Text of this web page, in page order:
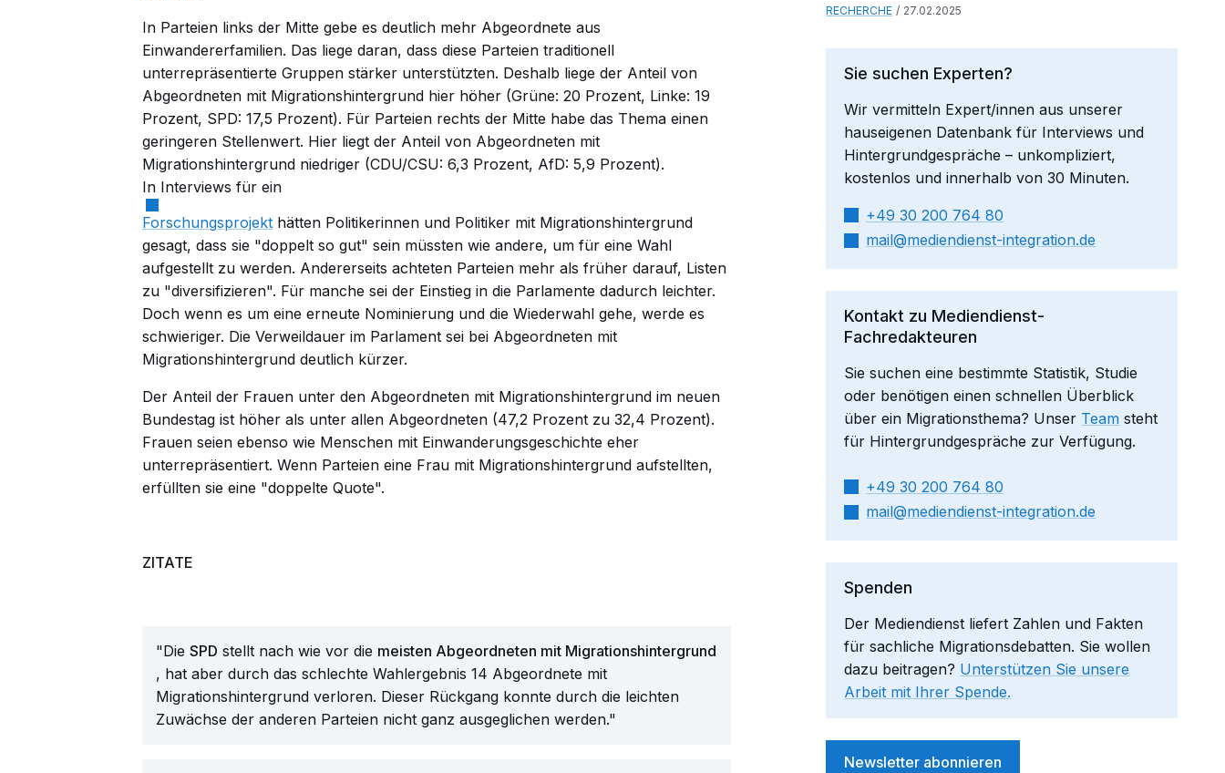
In Parteien links der Mitte gebe es deutlich mehr Abgeordnete aus
Einwandererfamilien. Das liege daran, dass diese Parteien traditionell
unterrepräsentierte Gruppen stärker unterstützten. Deshalb liege der Anteil von
Abgeordneten mit Migrationshintergrund hier höher (Grüne: 20 Prozent, Linke: 19
Prozent, SPD: 17,5 Prozent). Für Parteien rechts der Mitte habe das Thema einen
geringeren Stellenwert. Hier liegt der Anteil von Abgeordneten mit
Migrationshintergrund niedriger (CDU/CSU: 6,3 Prozent, AfD: 5,9 Prozent).
In Interviews für ein
Forschungsprojekt hätten Politikerinnen und Politiker mit Migrationshintergrund
gesagt, dass sie "doppelt so gut" sein müssten wie andere, um für eine Wahl
aufgestellt zu werden. Andererseits achteten Parteien mehr als früher darauf, Listen
zu "diversifizieren". Für manche sei der Einstieg in die Parlamente dadurch leichter.
Doch wenn es um eine erneute Nominierung und die Wiederwahl gehe, werde es
schwieriger. Die Verweildauer im Parlament sei bei Abgeordneten mit
Migrationshintergrund deutlich kürzer.
Der Anteil der Frauen unter den Abgeordneten mit Migrationshintergrund im neuen
Bundestag ist höher als unter allen Abgeordneten (47,2 Prozent zu 32,4 Prozent).
Frauen seien ebenso wie Menschen mit Einwanderungsgeschichte eher
unterrepräsentiert. Wenn Parteien eine Frau mit Migrationshintergrund aufstellten,
erfüllten sie eine "doppelte Quote".
ZITATE
"Die SPD stellt nach wie vor die meisten Abgeordneten mit Migrationshintergrund
, hat aber durch das schlechte Wahlergebnis 14 Abgeordnete mit
Migrationshintergrund verloren. Dieser Rückgang konnte durch die leichten
Zuwächse der anderen Parteien nicht ganz ausgeglichen werden."
RECHERCHE 27.02.2025
Sie suchen Experten?
Wir vermitteln Expert/innen aus unserer
hauseigenen Datenbank für Interviews und
Hintergrundgespräche – unkompliziert,
kostenlos und innerhalb von 30 Minuten.
+49 30 200 764 80
mail​
mediendienst-integration.de
Kontakt zu Mediendienst-
Fachredakteuren
Sie suchen eine bestimmte Statistik, Studie
oder benötigen einen schnellen Überblick
über ein Migrationsthema? Unser Team steht
für Hintergrundgespräche zur Verfügung.
+49 30 200 764 80
mail​
mediendienst-integration.de
Spenden
Der Mediendienst liefert Zahlen und Fakten
für sachliche Migrationsdebatten. Sie wollen
dazu beitragen? Unterstützen Sie unsere
Arbeit mit Ihrer Spende.
Newsletter abonnieren